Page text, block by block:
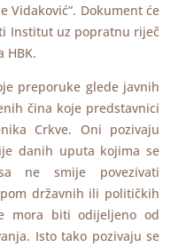
Vidaković”. Dokument će
Institut uz popratnu riječ
HBK.
preporuke glede javnih
čina koje predstavnici
Crkve. Oni pozivaju
danih uputa kojima se
ne smije povezivati
državnih ili političkih
mora biti odijeljeno od
Isto tako pozivaju se